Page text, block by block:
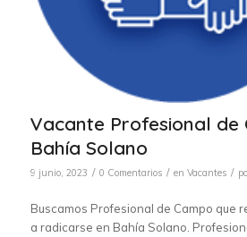
Vacante Profesional de
Bahía Solano
9 junio, 2023 / 0 Comentarios / en Vacantes /
Buscamos Profesional de Campo que
a radicarse en Bahía Solano.